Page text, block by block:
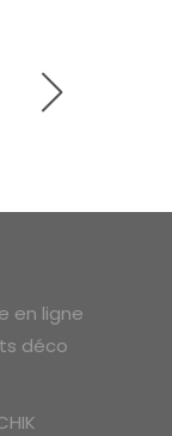
en ligne
déco